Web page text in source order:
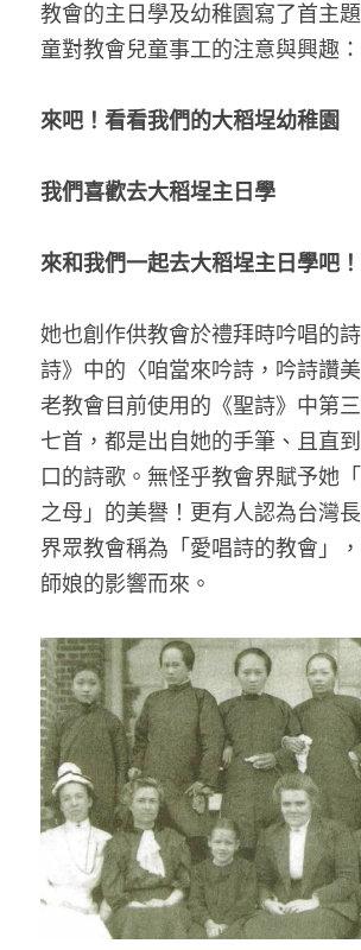
教會的主日學及幼稚園寫了首主
童對教會兒童事工的注意與興趣：
來吧！看看我們的大稻埕幼稚園
我們喜歡去大稻埕主日學
來和我們一起去大稻埕主日學吧！
她也創作供教會於禮拜時吟唱的
詩》中的〈咱當來吟詩，吟詩讚
老教會目前使用的《聖詩》中第
七首，都是出自她的手筆、且直
口的詩歌。無怪乎教會界賦予她
之母」的美譽！更有人認為台灣
界眾教會稱為「愛唱詩的教會」
師娘的影響而來。